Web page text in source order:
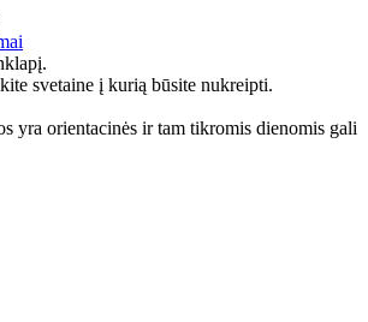
svetaine į kurią būsite nukreipti.
yra orientacinės ir tam tikromis dienomis gali